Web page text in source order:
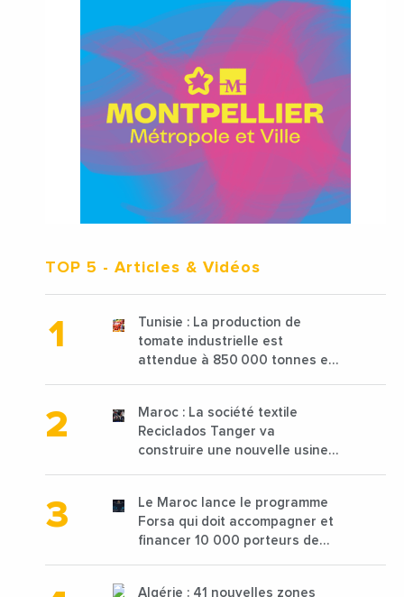
TOP 5 - Articles & Vidéos
Tunisie : La production de
tomate industrielle est
attendue à 850 000 tonnes en
Maroc : La société textile
Reciclados Tanger va
construire une nouvelle usine
Le Maroc lance le programme
Forsa qui doit accompagner et
financer 10 000 porteurs de
Algérie : 41 nouvelles zones